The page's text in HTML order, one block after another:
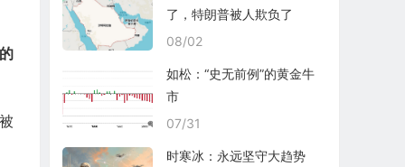
了，特朗普被人欺负了
08/02
如松：“史无前例”的黄金牛
市
07/31
时寒冰：永远坚守大趋势